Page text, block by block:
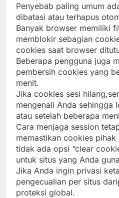
Penyebab paling umum
dibatasi atau terhapus
Banyak browser memiliki
memblokir sebagian
cookies saat browser
Beberapa pengguna juga
pembersih cookies yang
menit.
Jika cookies sesi
mengenali Anda sehingga
atau setelah beberapa
Cara menjaga session
memastikan cookies
tidak ada opsi “clear
untuk situs yang Anda
Jika Anda ingin privasi
pengecualian per situs
proteksi global.